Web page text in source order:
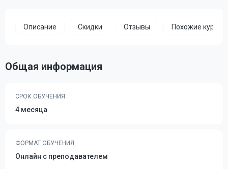
Описание Скидки Отзывы Похожие курсы
Общая информация
СРОК ОБУЧЕНИЯ
4 месяца
ФОРМАТ ОБУЧЕНИЯ
Онлайн с преподавателем